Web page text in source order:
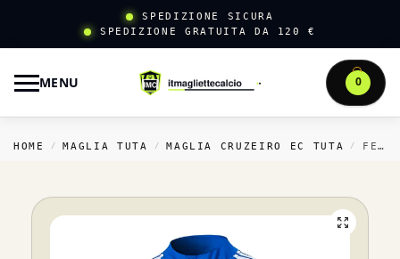
SPEDIZIONE SICURA
SPEDIZIONE GRATUITA DA 120 €
MENU 0
HOME / MAGLIA TUTA / MAGLIA CRUZEIRO EC TUTA / FELPA CON ZIP LUNGA CRUZEIRO 2026 2027 BLU